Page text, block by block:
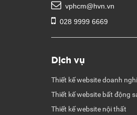
vphcm@hvn.vn
028 9999 6669
Dịch vụ
Thiết kế website doanh
Thiết kế website bất động
Thiết kế website nội thất